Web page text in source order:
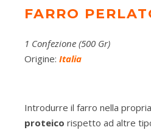
FARRO
1 Confezione (500 Gr)
Origine: Italia
Introdurre il farro nella
proteico rispetto ad altre